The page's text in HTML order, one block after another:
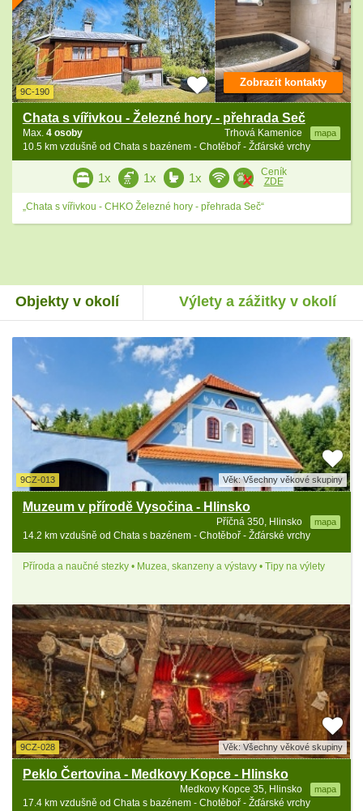
9C-190
Chata s vířivkou - Železné hory - přehrada Seč
Trhová Kamenice mapa
Max. 4 osoby
10.5 km vzdušně od Chata s bazénem - Chotěboř - Žďárské vrchy
Zobrazit kontakty
1x 1x 1x
Ceník
ZDE
„Chata s vířivkou - CHKO Železné hory - přehrada Seč“
Objekty v okolí Výlety a zážitky v okolí
9CZ-013 Věk: Všechny věkové skupiny
Muzeum v přírodě Vysočina - Hlinsko
Příčná 350, Hlinsko mapa
14.2 km vzdušně od Chata s bazénem - Chotěboř - Žďárské vrchy
Příroda a naučné stezky • Muzea, skanzeny a výstavy • Tipy na výlety
9CZ-028 Věk: Všechny věkové skupiny
Peklo Čertovina - Medkovy Kopce - Hlinsko
Medkovy Kopce 35, Hlinsko mapa
17.4 km vzdušně od Chata s bazénem - Chotěboř - Žďárské vrchy